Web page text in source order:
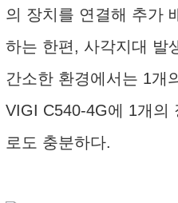
의 장치를 연결해 추가
하는 한편, 사각지대 발
간소한 환경에서는 1개
VIGI C540-4G에 1개의
로도 충분하다.